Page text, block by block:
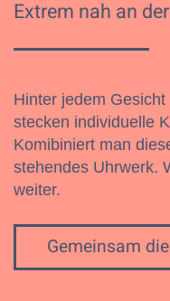
Extrem nah an
Hinter jedem
stecken individuelle
Komibiniert man
stehendes Uhrwerk.
weiter.
Gemeinsam